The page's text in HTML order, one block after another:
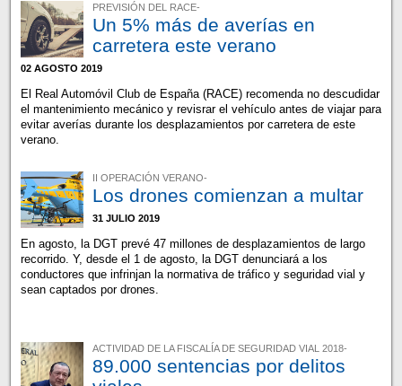
PREVISIÓN DEL RACE-
Un 5% más de averías en
carretera este verano
02 AGOSTO 2019
El Real Automóvil Club de España (RACE) recomenda no descudidar
el mantenimiento mecánico y revisrar el vehículo antes de viajar para
evitar averías durante los desplazamientos por carretera de este
verano.
II OPERACIÓN VERANO-
Los drones comienzan a multar
31 JULIO 2019
En agosto, la DGT prevé 47 millones de desplazamientos de largo
recorrido. Y, desde el 1 de agosto, la DGT denunciará a los
conductores que infrinjan la normativa de tráfico y seguridad vial y
sean captados por drones.
ACTIVIDAD DE LA FISCALÍA DE SEGURIDAD VIAL 2018-
89.000 sentencias por delitos